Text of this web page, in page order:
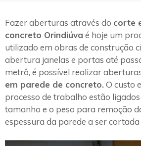
Fazer aberturas através do corte
concreto Orindiúva é hoje um
utilizado em obras de construção
abertura janelas e portas até
metrô, é possível realizar
em parede de concreto. O custo
processo de trabalho estão
tamanho e o peso para remoção
espessura da parede a ser cortada